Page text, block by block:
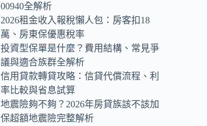
00940全解析
2026租金收入報稅懶人包：房客扣18
萬、房東保優惠稅率
投資型保單是什麼？費用結構、常見爭
議與適合族群全解析
信用貸款轉貸攻略：信貸代償流程、利
率比較與省息試算
地震險夠不夠？2026年房貸族該不該加
保超額地震險完整解析